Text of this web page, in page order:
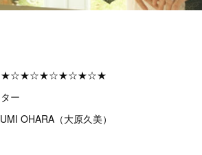
ー
OHARA（大原久美）